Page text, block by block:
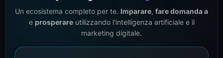
Un ecosistema completo per te. Imparare, fare domanda a
e prosperareutilizzando l'intelligenza artificiale e il
marketing digitale.